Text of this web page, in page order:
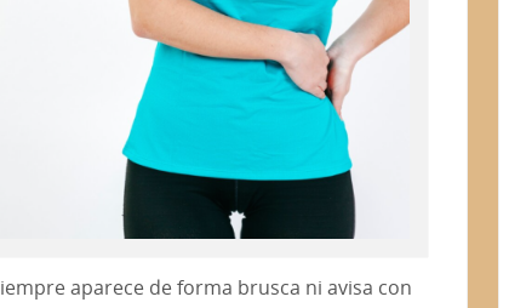
aparece de forma brusca ni avisa con